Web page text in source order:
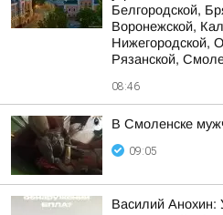
Белгородской,
Воронежской,
Нижегородской,
Рязанской,
08:46
В Смоленске
09:05
Василий